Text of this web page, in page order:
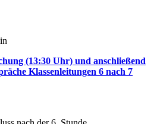
(13:30 Uhr) und anschließend
Klassenleitungen 6 nach 7